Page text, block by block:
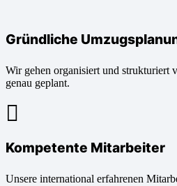
Gründliche
Wir gehen organisiert und strukturiert
genau geplant.
Kompetente Mitarbeiter
Unsere international erfahrenen